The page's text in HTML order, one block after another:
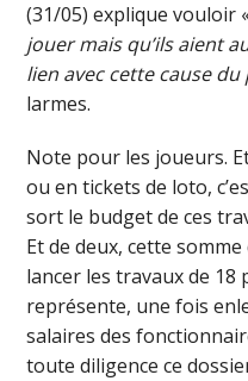
(31/05) explique vouloir
jouer mais qu’ils aient
lien avec cette cause
larmes.
Note pour les joueurs.
ou en tickets de loto,
sort le budget de ces
Et de deux, cette
lancer les travaux de 18
représente, une fois
salaires des
toute diligence ce